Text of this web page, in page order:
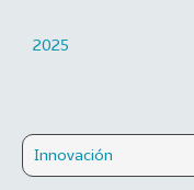
2025
Innovación